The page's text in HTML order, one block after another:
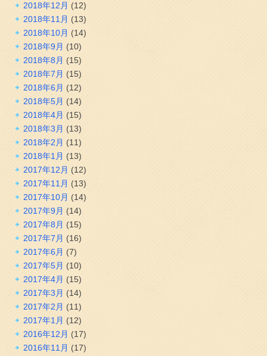
2018年12月 (12)
2018年11月 (13)
2018年10月 (14)
2018年9月 (10)
2018年8月 (15)
2018年7月 (15)
2018年6月 (12)
2018年5月 (14)
2018年4月 (15)
2018年3月 (13)
2018年2月 (11)
2018年1月 (13)
2017年12月 (12)
2017年11月 (13)
2017年10月 (14)
2017年9月 (14)
2017年8月 (15)
2017年7月 (16)
2017年6月 (7)
2017年5月 (10)
2017年4月 (15)
2017年3月 (14)
2017年2月 (11)
2017年1月 (12)
2016年12月 (17)
2016年11月 (17)